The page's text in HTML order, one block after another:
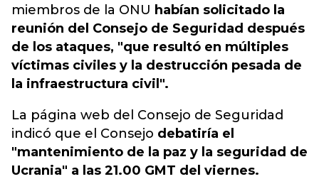
miembros de la ONU habían solicitado la
reunión del Consejo de Seguridad después
de los ataques, "que resultó en múltiples
víctimas civiles y la destrucción pesada de
la infraestructura civil".
La página web del Consejo de Seguridad
indicó que el Consejo debatiría el
"mantenimiento de la paz y la seguridad de
Ucrania" a las 21.00 GMT del viernes.